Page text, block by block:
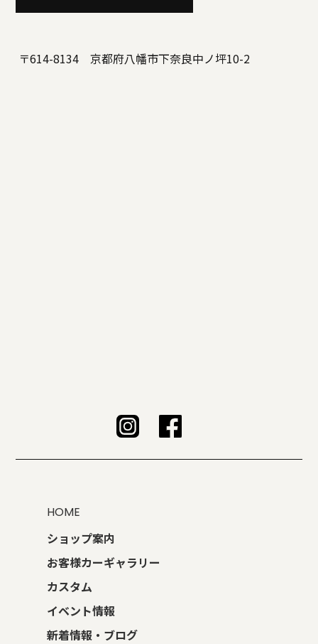
〒614-8134 京都府八幡市下奈良中ノ坪10-2
HOME
ショップ案内
お客様カーギャラリー
カスタム
イベント情報
新着情報・ブログ